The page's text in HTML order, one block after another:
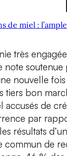
de miel :
très
note
nouvelle
tiers bon
accusés de
par
résultats
commun de